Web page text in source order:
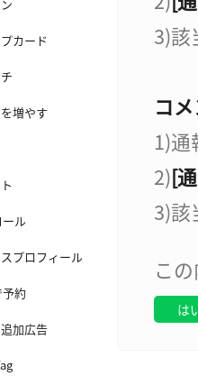
カード
増やす
ル
プロフィール
予約
加広告
3)該
コ
1)
2)[
3)該
こ
は